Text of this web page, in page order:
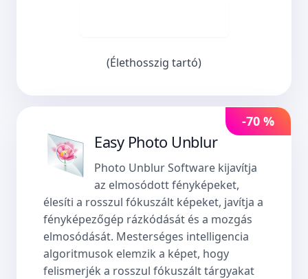
(Élethosszig tartó)
-70 %
Easy Photo Unblur
Photo Unblur Software kijavítja
az elmosódott fényképeket,
élesíti a rosszul fókuszált képeket, javítja a
fényképezőgép rázkódását és a mozgás
elmosódását. Mesterséges intelligencia
algoritmusok elemzik a képet, hogy
felismerjék a rosszul fókuszált tárgyakat